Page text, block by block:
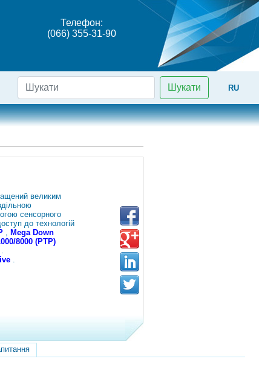
Телефон:
(066) 355-31-90
Шукати RU
великим
сенсорного
до технологій
, Mega Down
8000 (PTP)
.
.